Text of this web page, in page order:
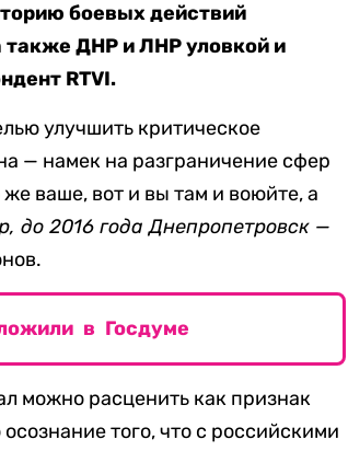
боевых действий
также ДНР и ЛНР уловкой и
RTVI.
улучшить критическое
— намек на разграничение сфер
ваше, вот и вы там и воюйте, а
до 2016 года Днепропетровск —
в Госдуме
можно расценить как признак
того, что с российскими